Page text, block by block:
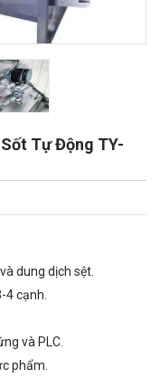
Tự Động TY-
dung dịch sệt.
4 cạnh.
và PLC.
phẩm.